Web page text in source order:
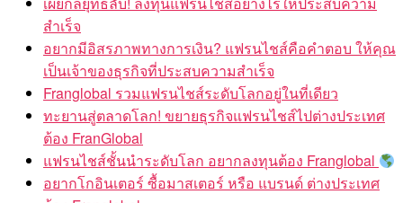
สำเร็จ
อยากมีอิสรภาพทางการเงิน? แฟรนไชส์คือคำตอบ ให้คุณ
เป็นเจ้าของธุรกิจที่ประสบความสำเร็จ
Franglobal รวมแฟรนไชส์ระดับโลกอยู่ในที่เดียว
ทะยานสู่ตลาดโลก! ขยายธุรกิจแฟรนไชส์ไปต่างประเทศ
ต้อง FranGlobal
แฟรนไชส์ชั้นนำระดับโลก อยากลงทุนต้อง Franglobal
อยากโกอินเตอร์ ซื้อมาสเตอร์ หรือ แบรนด์ ต่างประเทศ